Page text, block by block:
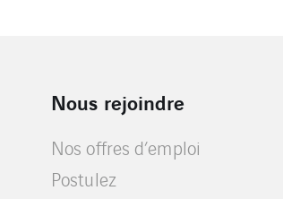
Nous rejoindre
Nos offres d’emploi
Postulez